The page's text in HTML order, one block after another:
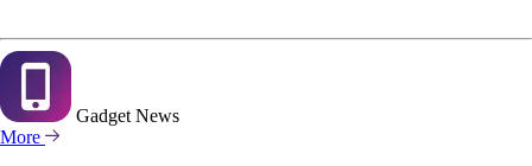
Gadget News
More